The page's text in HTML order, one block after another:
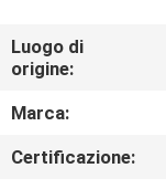
GIRO
DELLA
FABBRICA
Luogo di
origine:
Marca:
Certificazione: